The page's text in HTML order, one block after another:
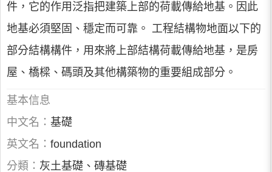
件，它的作用泛指把建築上部的荷載傳給地基。因此
地基必須堅固、穩定而可靠。 工程結構物地面以下的
部分結構構件，用來將上部結構荷載傳給地基，是房
屋、橋樑、碼頭及其他構築物的重要組成部分。
基本信息
中文名： 基礎
英文名： foundation
分類： 灰土基礎、磚基礎